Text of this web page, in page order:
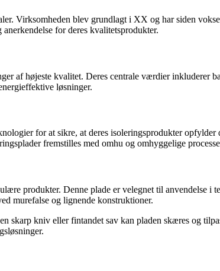
Virksomheden blev grundlagt i XX og har siden
for deres kvalitetsprodukter.
af højeste kvalitet. Deres centrale værdier
løsninger.
for at sikre, at deres isoleringsprodukter
fremstilles med omhu og omhyggelige
produkter. Denne plade er velegnet til anvendelse
murefalse og lignende konstruktioner.
skarp kniv eller fintandet sav kan pladen skæres og